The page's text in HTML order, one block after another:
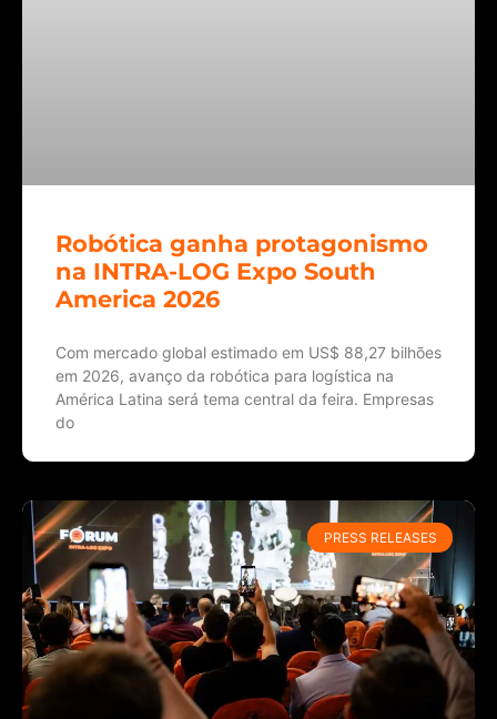
Robótica ganha protagonismo
na INTRA-LOG Expo South
America 2026
Com mercado global estimado em US$ 88,27 bilhões
em 2026, avanço da robótica para logística na
América Latina será tema central da feira. Empresas
do
PRESS RELEASES